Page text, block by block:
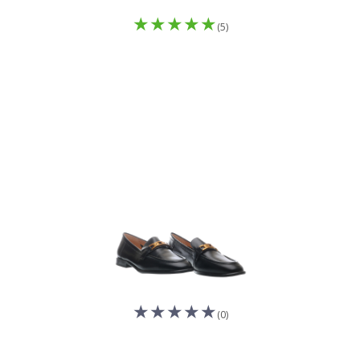
(5)
(0)